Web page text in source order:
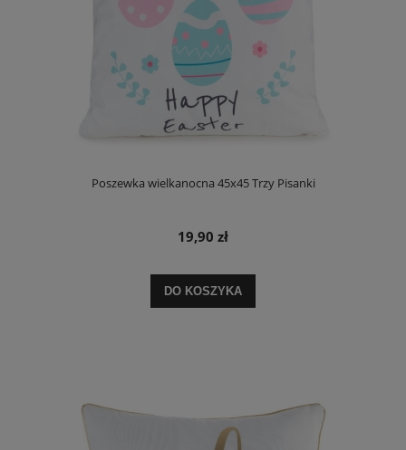
Poszewka wielkanocna 45x45 Trzy Pisanki
19,90 zł
DO KOSZYKA